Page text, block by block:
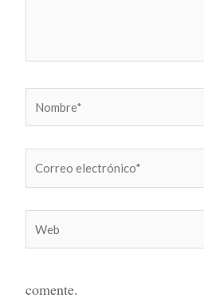
electrónico*
comente.